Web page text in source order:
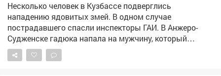
Несколько человек в Кузбассе подверглись
нападению ядовитых змей. В одном случае
пострадавшего спасли инспекторы ГАИ. В Анжеро-
Судженске гадюка напала на мужчину, который
работал в огороде, сообщает во вторник областное
МВД. – Мужчина пояснил, что занимался